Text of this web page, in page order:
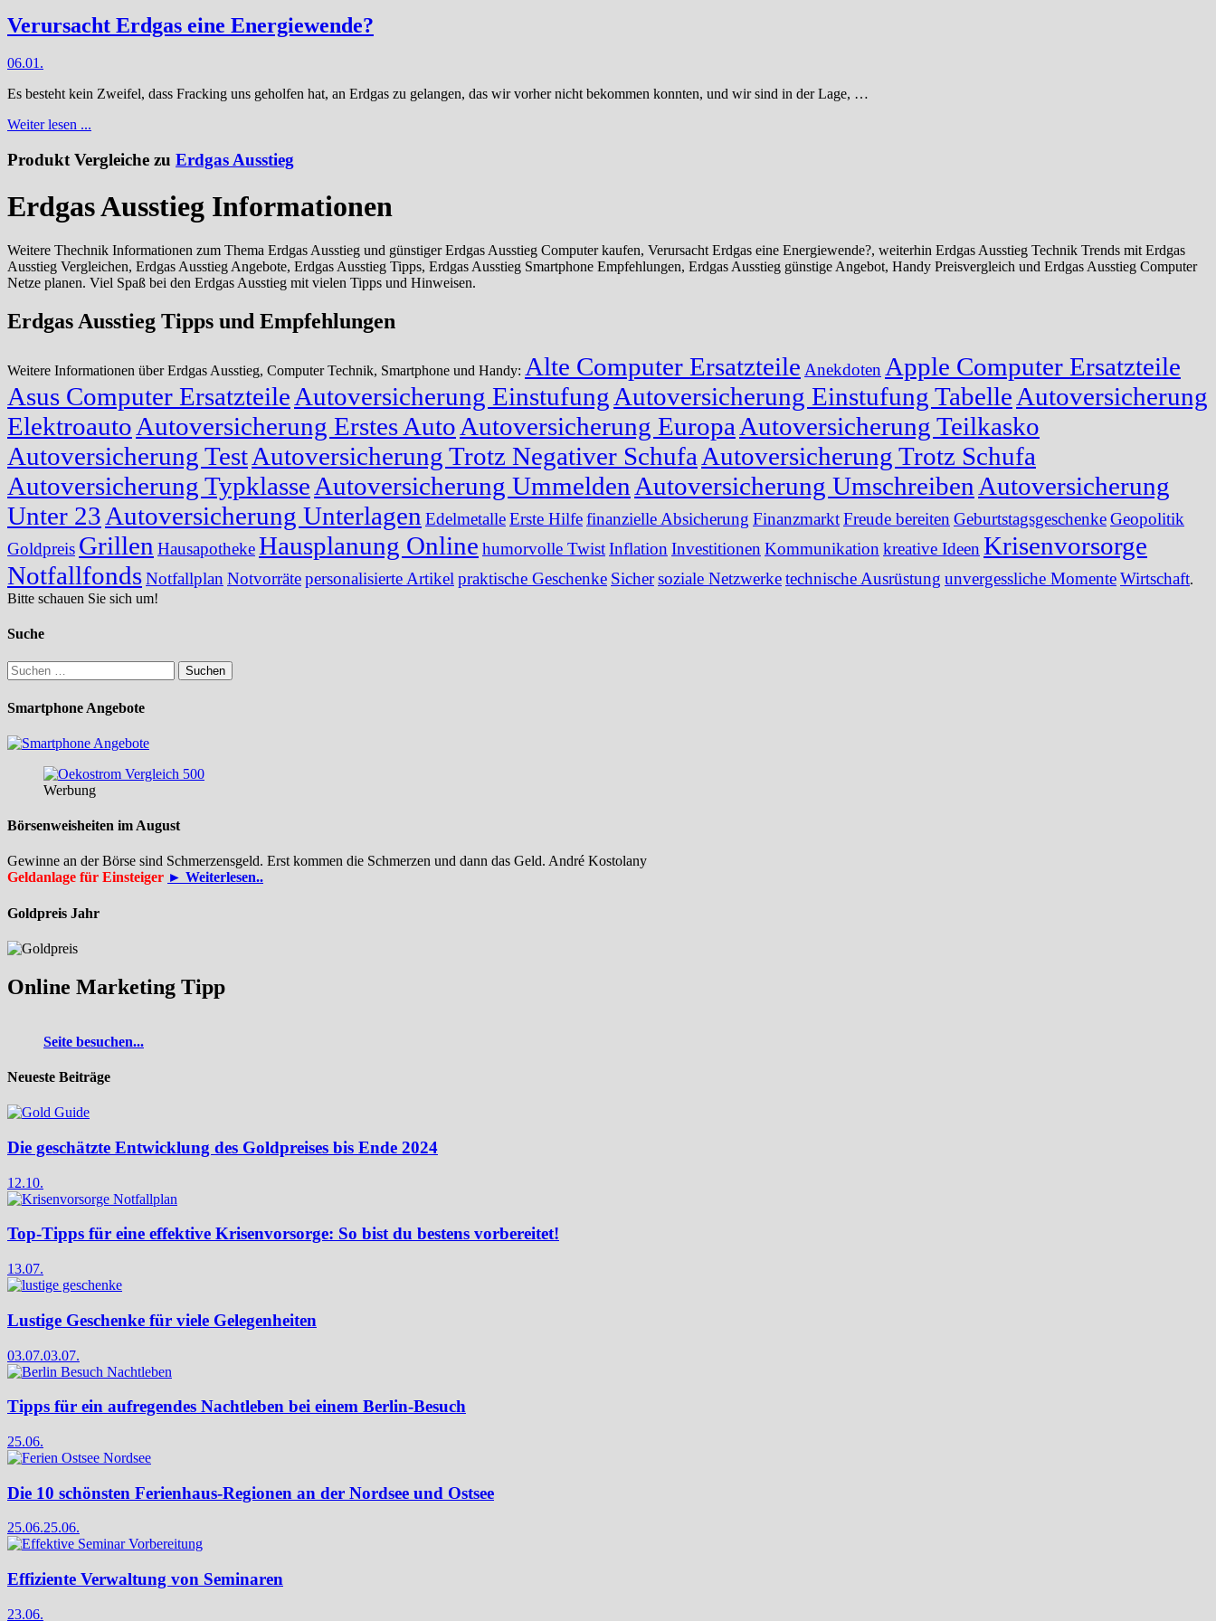
Verursacht Erdgas eine Energiewende?
06.01.
Es besteht kein Zweifel, dass Fracking uns geholfen hat, an Erdgas zu gelangen, das wir vorher nicht bekommen konnten, und wir sind in der Lage, …
Weiter lesen ...
Produkt Vergleiche zu Erdgas Ausstieg
Erdgas Ausstieg Informationen
Weitere Thechnik Informationen zum Thema Erdgas Ausstieg und günstiger Erdgas Ausstieg Computer kaufen, Verursacht Erdgas eine Energiewende?, weiterhin Erdgas Ausstieg Technik Trends mit Erdgas
Ausstieg Vergleichen, Erdgas Ausstieg Angebote, Erdgas Ausstieg Tipps, Erdgas Ausstieg Smartphone Empfehlungen, Erdgas Ausstieg günstige Angebot, Handy Preisvergleich und Erdgas Ausstieg Computer
Netze planen. Viel Spaß bei den Erdgas Ausstieg mit vielen Tipps und Hinweisen.
Erdgas Ausstieg Tipps und Empfehlungen
Weitere Informationen über Erdgas Ausstieg, Computer Technik, Smartphone und Handy: Alte Computer Ersatzteile Anekdoten Apple Computer Ersatzteile
Asus Computer Ersatzteile Autoversicherung Einstufung Autoversicherung Einstufung Tabelle Autoversicherung
Elektroauto Autoversicherung Erstes Auto Autoversicherung Europa Autoversicherung Teilkasko
Autoversicherung TestAutoversicherung Trotz Negativer Schufa Autoversicherung Trotz Schufa
Autoversicherung Typklasse Autoversicherung Ummelden Autoversicherung Umschreiben Autoversicherung
Unter 23 Autoversicherung Unterlagen EdelmetalleErste Hilfefinanzielle Absicherung FinanzmarktFreude bereiten GeburtstagsgeschenkeGeopolitik
Goldpreis Grillen HausapothekeHausplanung Online humorvolle TwistInflation Investitionen Kommunikation kreative Ideen Krisenvorsorge
NotfallfondsNotfallplan Notvorrätepersonalisierte Artikel praktische Geschenke Sichersoziale Netzwerketechnische Ausrüstung unvergessliche MomenteWirtschaft.
Bitte schauen Sie sich um!
Suche
Suchen
nach:
Smartphone Angebote
Werbung
Börsenweisheiten im August
Gewinne an der Börse sind Schmerzensgeld. Erst kommen die Schmerzen und dann das Geld. André Kostolany
Geldanlage für Einsteiger ► Weiterlesen..
Goldpreis Jahr
Online Marketing Tipp
Seite besuchen...
Neueste Beiträge
Die geschätzte Entwicklung des Goldpreises bis Ende 2024
12.10.
Top-Tipps für eine effektive Krisenvorsorge: So bist du bestens vorbereitet!
13.07.
Lustige Geschenke für viele Gelegenheiten
03.07.03.07.
Tipps für ein aufregendes Nachtleben bei einem Berlin-Besuch
25.06.
Die 10 schönsten Ferienhaus-Regionen an der Nordsee und Ostsee
25.06.25.06.
Effiziente Verwaltung von Seminaren
23.06.